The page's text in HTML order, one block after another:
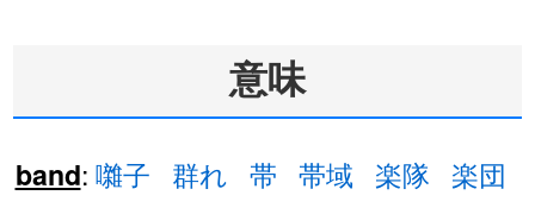
意味
band: 囃子 群れ 帯 帯域 楽隊 楽団